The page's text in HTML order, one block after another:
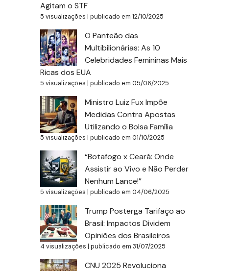
Agitam o STF
5 visualizações | publicado em 12/10/2025
O Panteão das
Multibilionárias: As 10
Celebridades Femininas Mais
Ricas dos EUA
5 visualizações | publicado em 05/06/2025
Ministro Luiz Fux Impõe
Medidas Contra Apostas
Utilizando o Bolsa Família
5 visualizações | publicado em 01/10/2025
“Botafogo x Ceará: Onde
Assistir ao Vivo e Não Perder
Nenhum Lance!”
5 visualizações | publicado em 04/06/2025
Trump Posterga Tarifaço ao
Brasil: Impactos Dividem
Opiniões dos Brasileiros
4 visualizações | publicado em 31/07/2025
CNU 2025 Revoluciona